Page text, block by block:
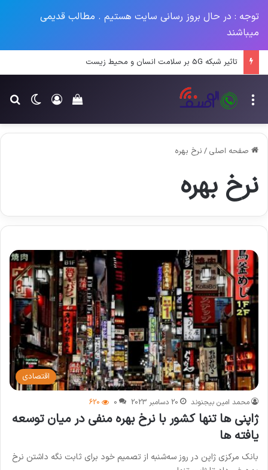
توجه : در حال بروز رسانی سایت هستیم . مطالب قدیمی
میباشند
تاثیر شبکه 5G بر سلامت انسان و محیط زیست
تغییر ورود
سبد خرید خود منو
صفحه اصلی / نرخ بهره
نرخ بهره
اقتصادی
محمد امین بیجنوند 20 دسامبر 2023 0
620
ژاپنی ها تنها کشور با نرخ بهره منفی در میان توسعه
یافته ها
بانک مرکزی ژاپن در روز سه‌شنبه از تصمیم خود برای ثابت نگه داشتن نرخ